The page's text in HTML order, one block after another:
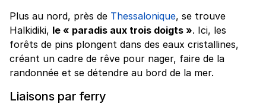
Plus au nord, près de Thessalonique, se trouve
Halkidiki, le « paradis aux trois doigts ». Ici, les
forêts de pins plongent dans des eaux cristallines,
créant un cadre de rêve pour nager, faire de la
randonnée et se détendre au bord de la mer.
Liaisons par ferry